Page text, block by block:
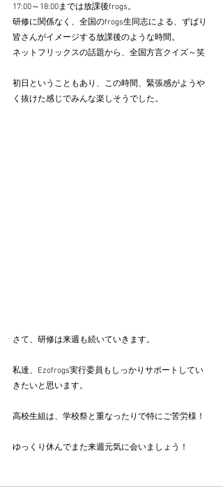
17:00～18:00までは放課後frogs。
研修に関係なく、全国のfrogs生同志による、ずばり
皆さんがイメージする放課後のような時間。
ネットフリックスの話題から、全国方言クイズ～笑
初日ということもあり、この時間、緊張感がようや
く抜けた感じでみんな楽しそうでした。
さて、研修は来週も続いていきます。
私達、Ezofrogs実行委員もしっかりサポートしてい
きたいと思います。
高校生組は、学校祭と重なったりで特にご苦労様！
ゆっくり休んでまた来週元気に会いましょう！